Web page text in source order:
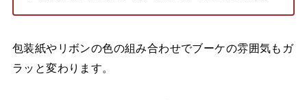
包装紙やリボンの色の組み合わせでブーケの雰囲気もガ
ラッと変わります。